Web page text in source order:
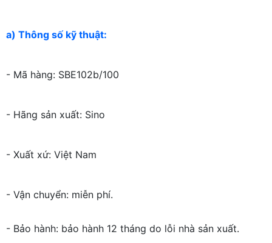
a) Thông số kỹ thuật:
- Mã hàng: SBE102b/100
- Hãng sản xuất: Sino
- Xuất xứ: Việt Nam
- Vận chuyển: miễn phí.
- Bảo hành: bảo hành 12 tháng do lỗi nhà sản xuất.